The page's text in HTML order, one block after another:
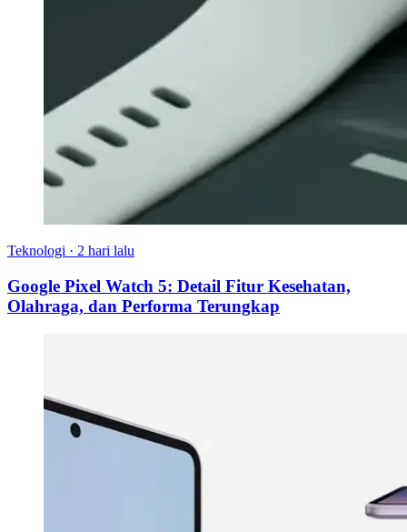
Teknologi · 2 hari lalu
Google Pixel Watch 5: Detail Fitur Kesehatan,
Olahraga, dan Performa Terungkap